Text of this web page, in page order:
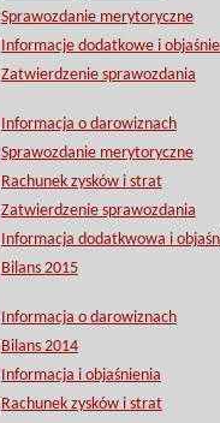
Sprawozdanie merytoryczne
Informacje dodatkowe i
Zatwierdzenie sprawozdania
Informacja o darowiznach
Sprawozdanie merytoryczne
Rachunek zysków i strat
Zatwierdzenie sprawozdania
Informacja dodatkwowa i
Bilans 2015
Informacja o darowiznach
Bilans 2014
Informacja i objaśnienia
Rachunek zysków i strat